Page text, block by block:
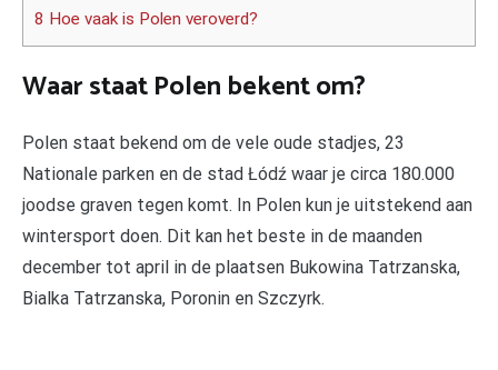
8 Hoe vaak is Polen veroverd?
Waar staat Polen bekent om?
Polen staat bekend om de vele oude stadjes, 23
Nationale parken en de stad Łódź waar je circa 180.000
joodse graven tegen komt. In Polen kun je uitstekend aan
wintersport doen. Dit kan het beste in de maanden
december tot april in de plaatsen Bukowina Tatrzanska,
Bialka Tatrzanska, Poronin en Szczyrk.